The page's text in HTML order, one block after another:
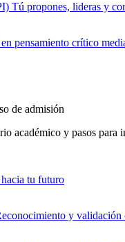
Tú propones, lideras y
pensamiento crítico
de admisión
académico y pasos para
tu futuro
y validación